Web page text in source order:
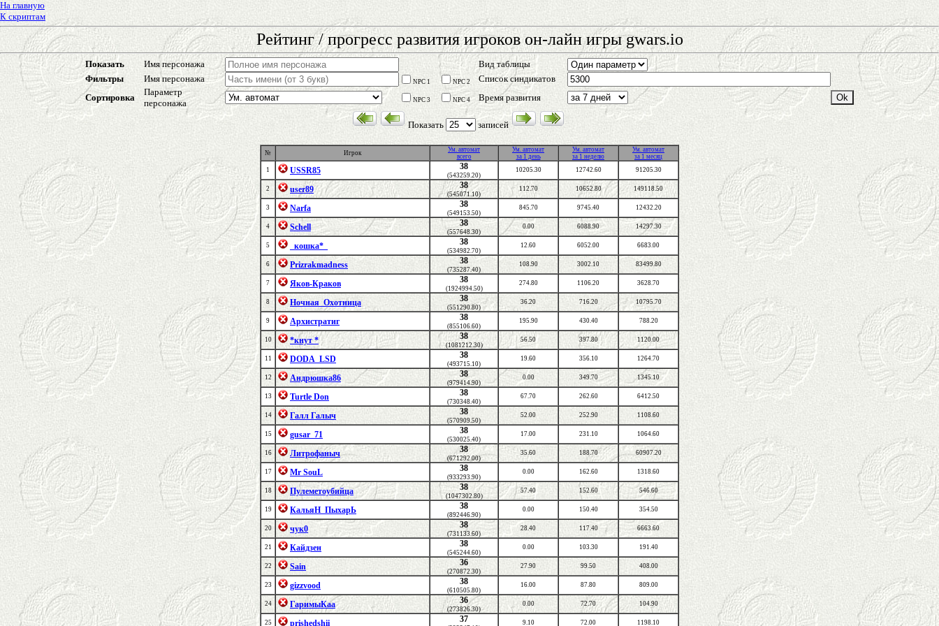
На главную
К скриптам
Рейтинг / прогресс развития игроков он-лайн игры gwars.io
Показать Имя персонажа
Вид таблицы
Фильтры
Имя персонажа NPC 1 NPC 2
Список синдикатов
Сортировка
Параметр
персонажа
NPC 3 NPC 4 Время развития
Показать записей
№ Игрок
Ум. автомат
всего
Ум. автомат
за 1 день
Ум. автомат
за 1 неделю
Ум. автомат
за 1 месяц
1
USSR85 38
(543259.20)
10205.30 12742.60 91205.30
2 user89 38
(545071.10)
112.70 10652.80 149118.50
3 Narfa 38
(549153.50)
845.70 9745.40 12432.20
4 Schell 38
(557648.30)
0.00 6088.90 14297.30
5 _кошка*_ 38
(534982.70)
12.60 6052.00 6683.00
6 Prizrakmadness 38
(735287.40)
108.90 3002.10 83499.80
7 Яков-Краков 38
(1924994.50)
274.80 1106.20 3628.70
8 Ночная_Охотница 38
(551290.80)
36.20 716.20 10795.70
9 Архистратиг 38
(855106.60)
195.90 430.40 788.20
10 *кнут * 38
(1081212.30)
56.50 397.80 1120.00
11 DODA_LSD 38
(493715.10)
19.60 356.10 1264.70
12 Андрюшка86 38
(979414.90)
0.00 349.70 1345.10
13 Turtle Don 38
(730348.40)
67.70 262.60 6412.50
14 Галл Галыч 38
(570909.50)
52.00 252.90 1108.60
15 gusar_71 38
(530025.40)
17.00 231.10 1064.60
16 Литрофаныч 38
(671292.00)
35.60 188.70 60907.20
17 Mr SouL 38
(933293.90)
0.00 162.60 1318.60
18 Пулеметоубийца 38
(1047302.80)
57.40 152.60 546.60
19 КальяН_ПыхарЬ 38
(892446.90)
0.00 150.40 354.50
20 чук0 38
(731133.60)
28.40 117.40 6663.60
21 Кайдзен 38
(545244.60)
0.00 103.30 191.40
22 Sain 36
(270872.30)
27.90 99.50 408.00
23 gizzvood 38
(610505.80)
16.00 87.80 809.00
24 ГаримыКаа 36
(273826.30)
0.00 72.70 104.90
25 prishedshii 37 9.10 72.00 1198.10